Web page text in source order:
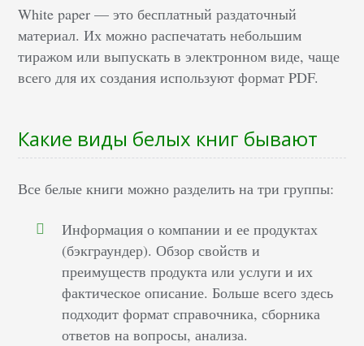
White paper — это бесплатный раздаточный
материал. Их можно распечатать небольшим
тиражом или выпускать в электронном виде, чаще
всего для их создания используют формат PDF.
Какие виды белых книг бывают
Все белые книги можно разделить на три группы:
Информация о компании и ее продуктах
(бэкграундер). Обзор свойств и
преимуществ продукта или услуги и их
фактическое описание. Больше всего здесь
подходит формат справочника, сборника
ответов на вопросы, анализа.